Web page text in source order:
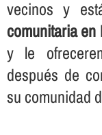
vecinos y
comunitaria en
y le
después de
su comunidad